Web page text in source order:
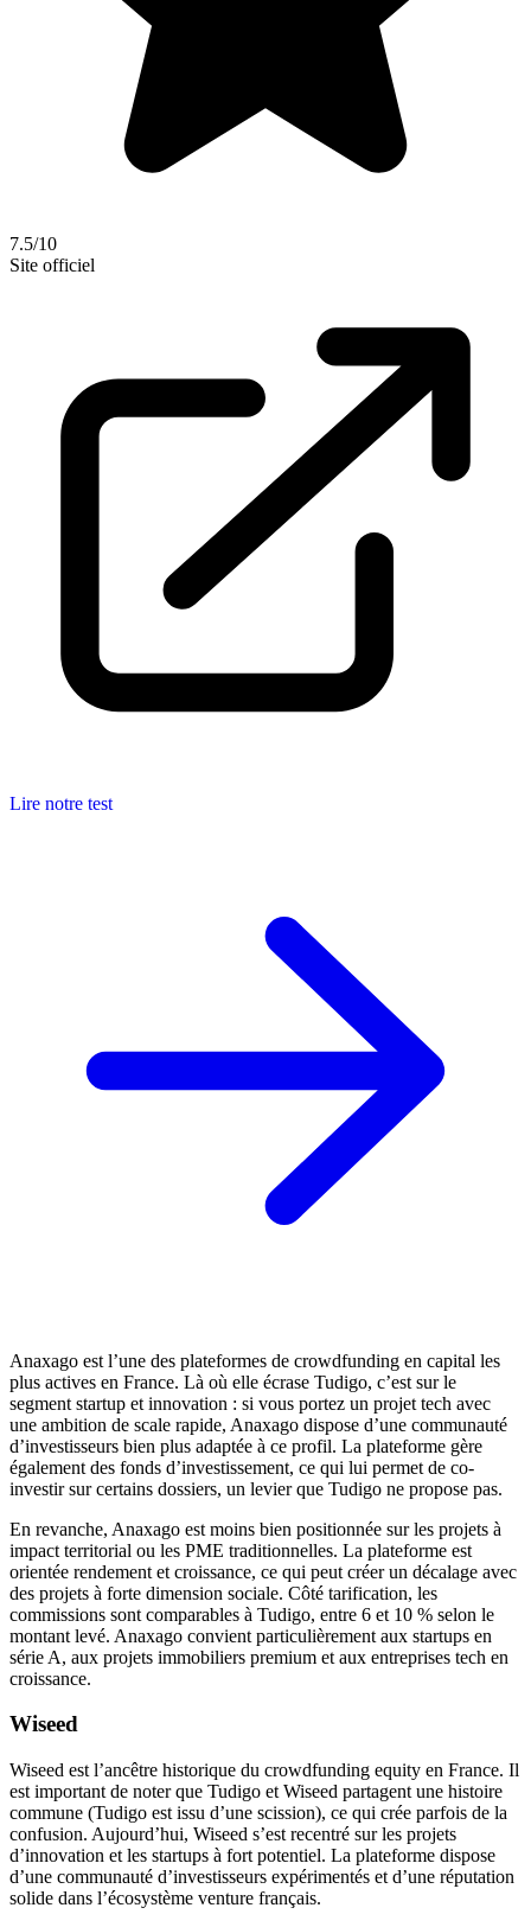
7.5/10
Site officiel
Lire notre test
Anaxago est l’une des plateformes de crowdfunding en capital les
plus actives en France. Là où elle écrase Tudigo, c’est sur le
segment startup et innovation : si vous portez un projet tech avec
une ambition de scale rapide, Anaxago dispose d’une communauté
d’investisseurs bien plus adaptée à ce profil. La plateforme gère
également des fonds d’investissement, ce qui lui permet de co-
investir sur certains dossiers, un levier que Tudigo ne propose pas.
En revanche, Anaxago est moins bien positionnée sur les projets à
impact territorial ou les PME traditionnelles. La plateforme est
orientée rendement et croissance, ce qui peut créer un décalage avec
des projets à forte dimension sociale. Côté tarification, les
commissions sont comparables à Tudigo, entre 6 et 10 % selon le
montant levé. Anaxago convient particulièrement aux startups en
série A, aux projets immobiliers premium et aux entreprises tech en
croissance.
Wiseed
Wiseed est l’ancêtre historique du crowdfunding equity en France. Il
est important de noter que Tudigo et Wiseed partagent une histoire
commune (Tudigo est issu d’une scission), ce qui crée parfois de la
confusion. Aujourd’hui, Wiseed s’est recentré sur les projets
d’innovation et les startups à fort potentiel. La plateforme dispose
d’une communauté d’investisseurs expérimentés et d’une réputation
solide dans l’écosystème venture français.